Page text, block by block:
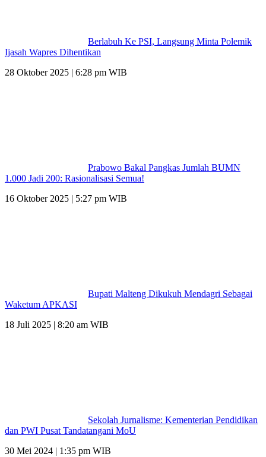
Berlabuh Ke PSI, Langsung Minta Polemik
Ijasah Wapres Dihentikan
28 Oktober 2025 | 6:28 pm WIB
Prabowo Bakal Pangkas Jumlah BUMN
1.000 Jadi 200: Rasionalisasi Semua!
16 Oktober 2025 | 5:27 pm WIB
Bupati Malteng Dikukuh Mendagri Sebagai
Waketum APKASI
18 Juli 2025 | 8:20 am WIB
Sekolah Jurnalisme: Kementerian Pendidikan
dan PWI Pusat Tandatangani MoU
30 Mei 2024 | 1:35 pm WIB